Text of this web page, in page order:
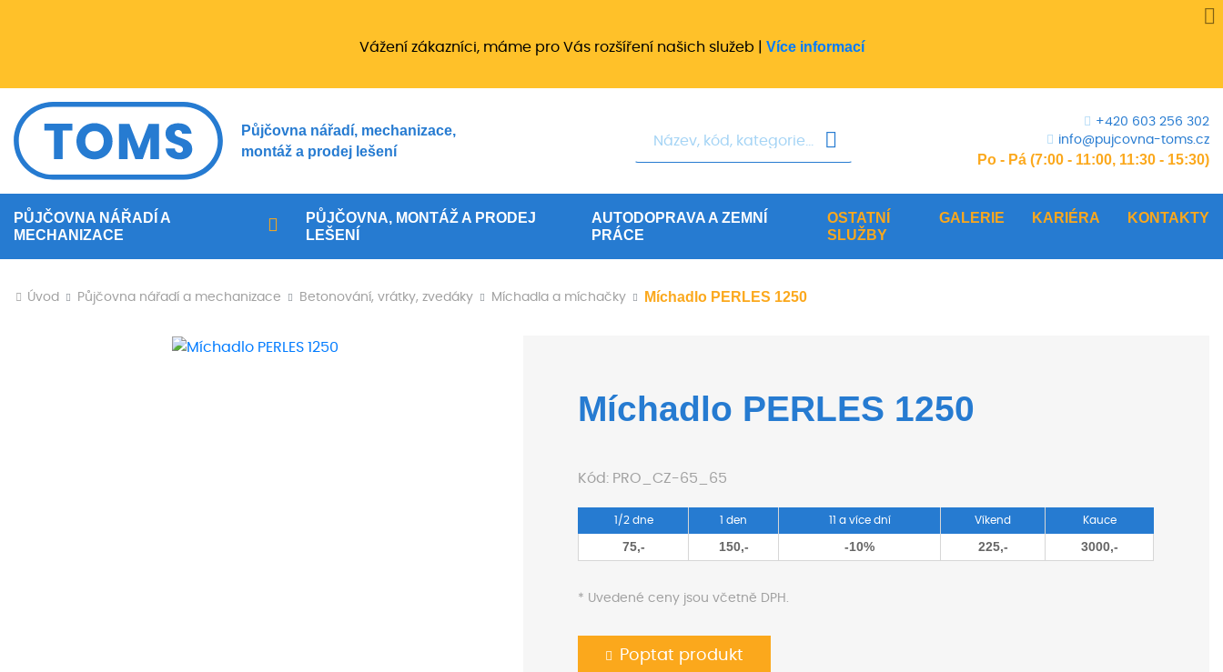
Vážení zákazníci, máme pro Vás rozšíření našich služeb | Více informací
Půjčovna nářadí, mechanizace,
montáž a prodej lešení
+420 603 256 302
info@pujcovna-toms.cz
Po - Pá (7:00 - 11:00, 11:30 - 15:30)
PŮJČOVNA NÁŘADÍ A
MECHANIZACE
PŮJČOVNA, MONTÁŽ A PRODEJ
LEŠENÍ
AUTODOPRAVA A ZEMNÍ
PRÁCE
OSTATNÍ
SLUŽBY
GALERIE KARIÉRA KONTAKTY
Úvod Půjčovna nářadí a mechanizace Betonování, vrátky, zvedáky Míchadla a míchačky Míchadlo PERLES 1250
Míchadlo PERLES 1250
Kód: PRO_CZ-65_65
1/2 dne 1 den 11 a více dní Víkend Kauce
75,- 150,- -10% 225,- 3000,-
* Uvedené ceny jsou včetně DPH.
Poptat produkt